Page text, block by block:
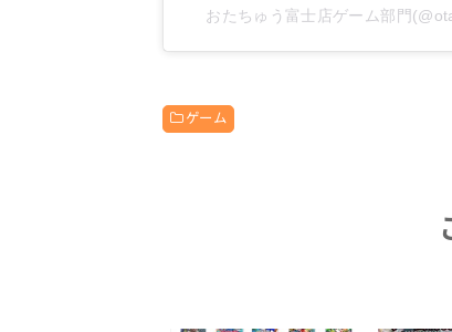
おたちゅう富士店ゲーム部門
ゲーム